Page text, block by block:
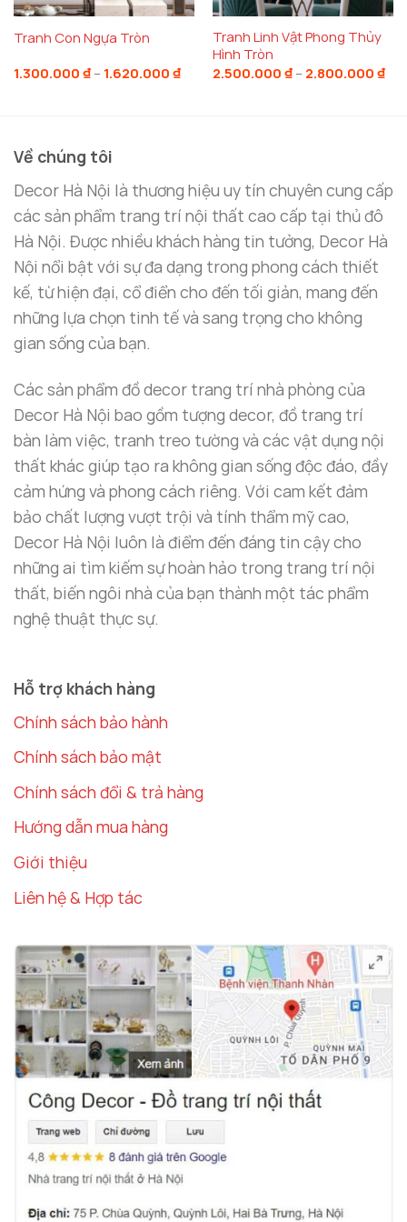
vẻ đẹp sang trọng, phù hợp với nhiều phong cách
trang trí khác nhau.
tranh treo tường nghệ thuật
gian trở nên ấm cúng, sang trọng và đầy cuốn hút.
Tính Ứng Dụng Cao Cho Mọi Không Gian
Tranh treo tường nghệ thuậtbộ 3 bức này có thể
được sử dụng trong nhiều không gian khác nhau. Từ
phòng khách, phòng ngủ, phòng làm việc cho đến
các không gian thương mại như nhà hàng, quán cà
hoàn hảo để làm điểm nhấn cho không gian. Kích
thước linh hoạt giúp bạn dễ dàng lựa chọn một bộ
tranh phù hợp, không chỉ đẹp mà còn giúp làm nổi
bật không gian.
Bộ 3 Bức Trong Nội Thất
Tạo Điểm Nhấn Cho Phòng Khách
Phòng khách là không gian quan trọng nhất trong
mỗi ngôi nhà. Đây là nơi bạn tiếp đón khách, thể
hiện phong cách sống và cá tính của gia chủ.Tranh
canvas treo tườngbộ 3 bức sẽ là một lựa chọn
tuyệt vời để làm đẹp không gian phòng khách. Đặt
bộ tranh tại tường chính hoặc phía trên sofa, bạn
sẽ tạo ra một điểm nhấn mạnh mẽ và làm không
gian trở nên rộng rãi hơn.
Tranh Con Ngựa Tròn
1.300.000 ₫ – 1.620.000 ₫Khoảng
giá:
Tranh Linh Vật Phong Thủy
Hình Tròn
2.500.000 ₫ – 2.800.000 ₫
giá:
Về chúng tôi
Decor Hà Nội là thương hiệu uy tín chuyên cung cấp
các sản phẩm trang trí nội thất cao cấp tại thủ đô
Hà Nội. Được nhiều khách hàng tin tưởng, Decor Hà
Nội nổi bật với sự đa dạng trong phong cách thiết
kế, từ hiện đại, cổ điển cho đến tối giản, mang đến
những lựa chọn tinh tế và sang trọng cho không
gian sống của bạn.
Các sản phẩm đồ decor trang trí nhà phòng của
Decor Hà Nội bao gồm tượng decor, đồ trang trí
bàn làm việc, tranh treo tường và các vật dụng nội
thất khác giúp tạo ra không gian sống độc đáo, đầy
cảm hứng và phong cách riêng. Với cam kết đảm
bảo chất lượng vượt trội và tính thẩm mỹ cao,
Decor Hà Nội luôn là điểm đến đáng tin cậy cho
những ai tìm kiếm sự hoàn hảo trong trang trí nội
thất, biến ngôi nhà của bạn thành một tác phẩm
nghệ thuật thực sự.
Hỗ trợ khách hàng
Chính sách bảo hành
Chính sách bảo mật
Chính sách đổi & trả hàng
Hướng dẫn mua hàng
Giới thiệu
Liên hệ & Hợp tác